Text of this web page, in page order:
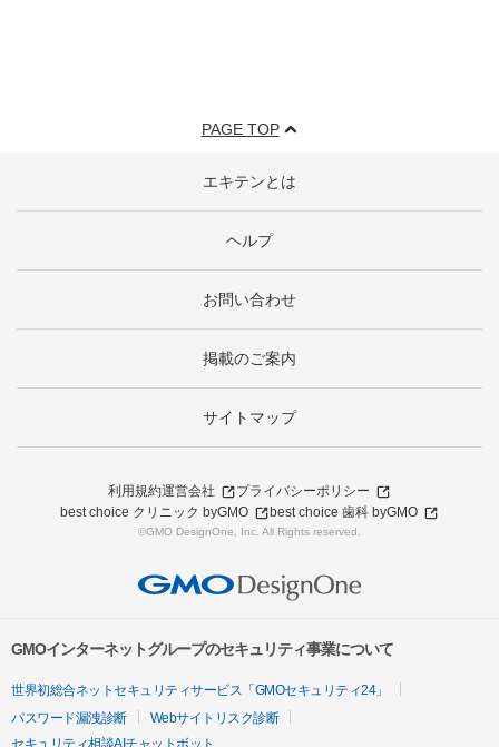
PAGE TOP
エキテンとは
ヘルプ
お問い合わせ
掲載のご案内
サイトマップ
利用規約運営会社
プライバシーポリシー
best choice クリニック byGMO
best choice 歯科 byGMO
©GMO DesignOne, Inc. All Rights reserved.
GMOインターネットグループのセキュリティ事業について
世界初総合ネットセキュリティサービス「GMOセキュリティ24」
パスワード漏洩診断
Webサイトリスク診断
セキュリティ相談AIチャットボット